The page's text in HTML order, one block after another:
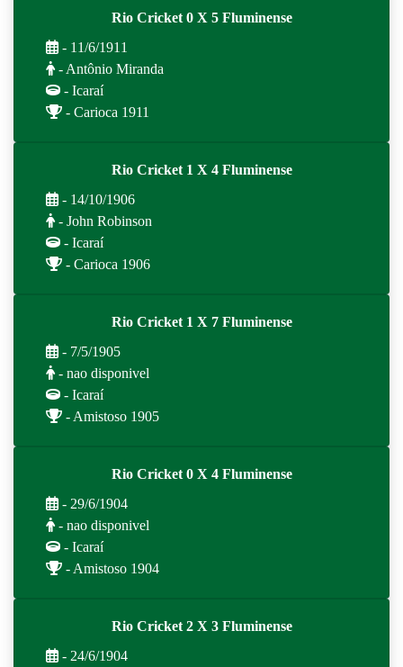
Rio Cricket 0 X 5 Fluminense
- 11/6/1911
- Antônio Miranda
- Icaraí
- Carioca 1911
Rio Cricket 1 X 4 Fluminense
- 14/10/1906
- John Robinson
- Icaraí
- Carioca 1906
Rio Cricket 1 X 7 Fluminense
- 7/5/1905
- nao disponivel
- Icaraí
- Amistoso 1905
Rio Cricket 0 X 4 Fluminense
- 29/6/1904
- nao disponivel
- Icaraí
- Amistoso 1904
Rio Cricket 2 X 3 Fluminense
- 24/6/1904